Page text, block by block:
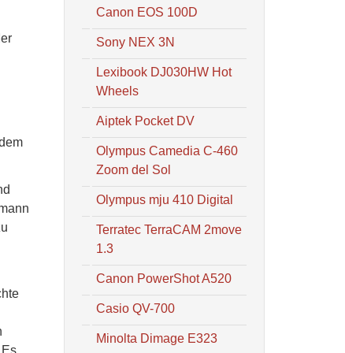
Canon EOS 100D
Sony NEX 3N
Lexibook DJ030HW Hot
Wheels
Aiptek Pocket DV
Olympus Camedia C-460
Zoom del Sol
Olympus mju 410 Digital
Terratec TerraCAM 2move
1.3
Canon PowerShot A520
Casio QV-700
Minolta Dimage E323